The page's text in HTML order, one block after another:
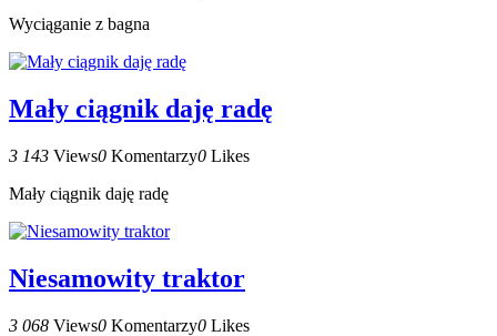
Wyciąganie z bagna
Mały ciągnik daję radę
3 143 Views0 Komentarzy0 Likes
Mały ciągnik daję radę
Niesamowity traktor
3 068 Views0 Komentarzy0 Likes